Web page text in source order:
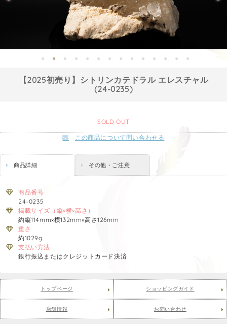
【2025初売り】シトリンカテドラル エレスチャル
(24-0235)
SOLD OUT
この商品について問い合わせる
商品詳細 その他・ご注意
商品番号
24-0235
掲載サイズ（縦×横×高さ）
約縦114mm×横132mm×高さ126mm
重さ
約1029g
支払い方法
銀行振込またはクレジットカード決済
トップページ ショッピングガイド
店舗情報 お問い合わせ